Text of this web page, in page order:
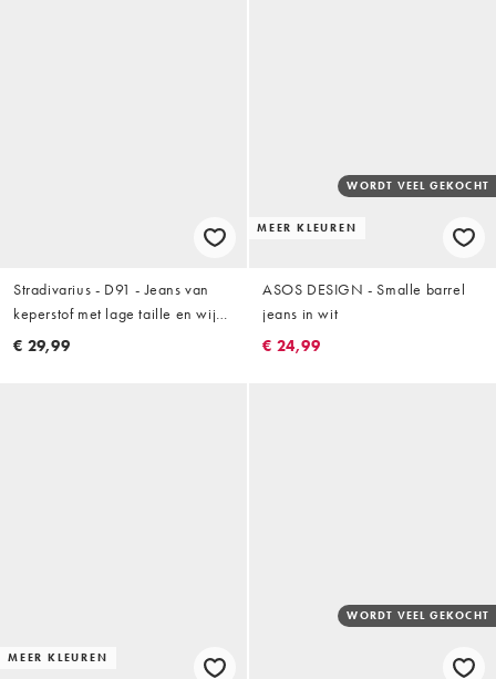
Stradivarius - D91 - Jeans van
keperstof met lage taille en wijde
pijpen in wit
€ 29,99
MEER KLEUREN
WORDT VEEL GEKOCHT
ASOS DESIGN - Smalle barrel
jeans in wit
€ 24,99
MEER KLEUREN
WORDT VEEL GEKOCHT